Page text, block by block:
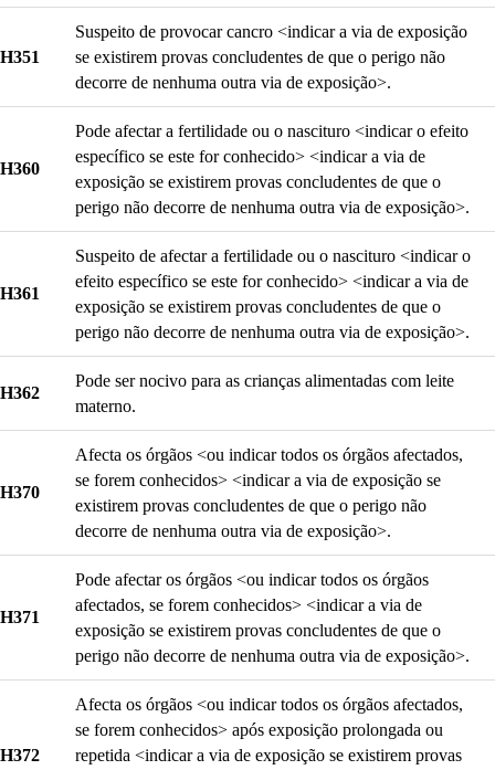
H351
Suspeito de provocar cancro <indicar a via de exposição
se existirem provas concludentes de que o perigo não
decorre de nenhuma outra via de exposição>.
H360
Pode afectar a fertilidade ou o nascituro <indicar o efeito
específico se este for conhecido> <indicar a via de
exposição se existirem provas concludentes de que o
perigo não decorre de nenhuma outra via de exposição>.
H361
Suspeito de afectar a fertilidade ou o nascituro <indicar o
efeito específico se este for conhecido> <indicar a via de
exposição se existirem provas concludentes de que o
perigo não decorre de nenhuma outra via de exposição>.
H362
Pode ser nocivo para as crianças alimentadas com leite
materno.
H370
Afecta os órgãos <ou indicar todos os órgãos afectados,
se forem conhecidos> <indicar a via de exposição se
existirem provas concludentes de que o perigo não
decorre de nenhuma outra via de exposição>.
H371
Pode afectar os órgãos <ou indicar todos os órgãos
afectados, se forem conhecidos> <indicar a via de
exposição se existirem provas concludentes de que o
perigo não decorre de nenhuma outra via de exposição>.
H372
Afecta os órgãos <ou indicar todos os órgãos afectados,
se forem conhecidos> após exposição prolongada ou
repetida <indicar a via de exposição se existirem provas